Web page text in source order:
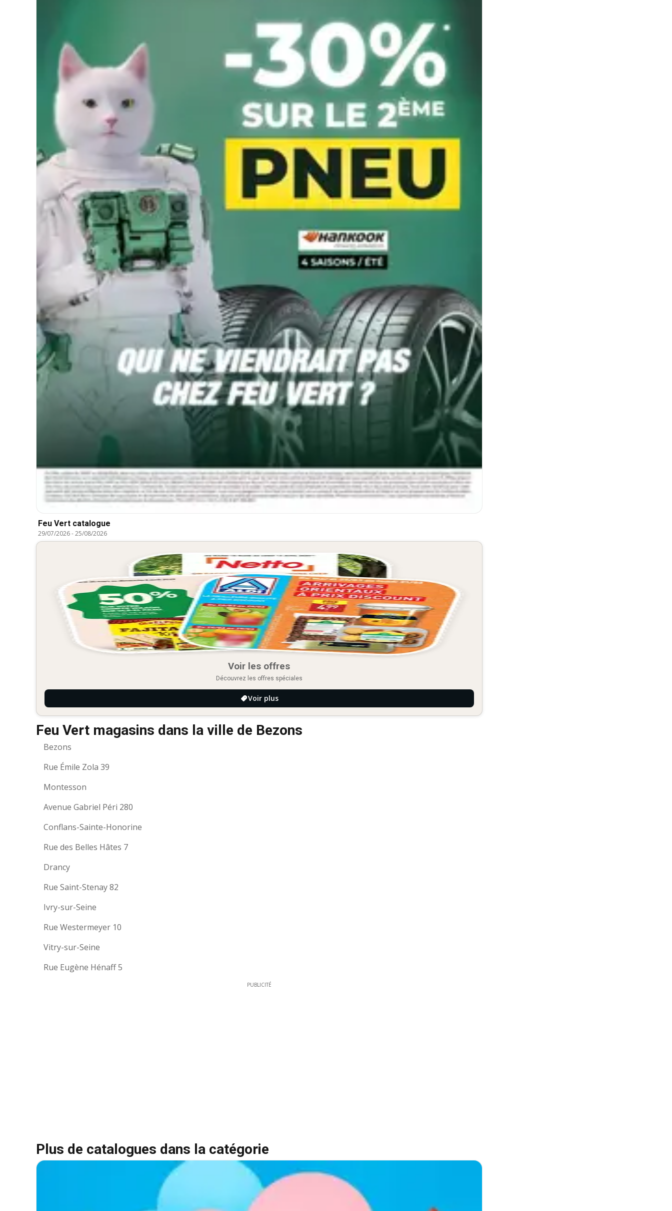
Feu Vert catalogue
29/07/2026-25/08/2026
Voir les offres
Découvrez les offres spéciales
Voir plus
Feu Vert magasins dans la ville de Bezons
Bezons
Rue Émile Zola 39
Montesson
Avenue Gabriel Péri 280
Conflans-Sainte-Honorine
Rue des Belles Hâtes 7
Drancy
Rue Saint-Stenay 82
Ivry-sur-Seine
Rue Westermeyer 10
Vitry-sur-Seine
Rue Eugène Hénaff 5
PUBLICITÉ
Plus de catalogues dans la catégorie